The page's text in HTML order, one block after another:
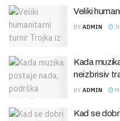
Veliki
BY ADMIN
Kada
neizbrisiv
BY ADMIN
Kad se